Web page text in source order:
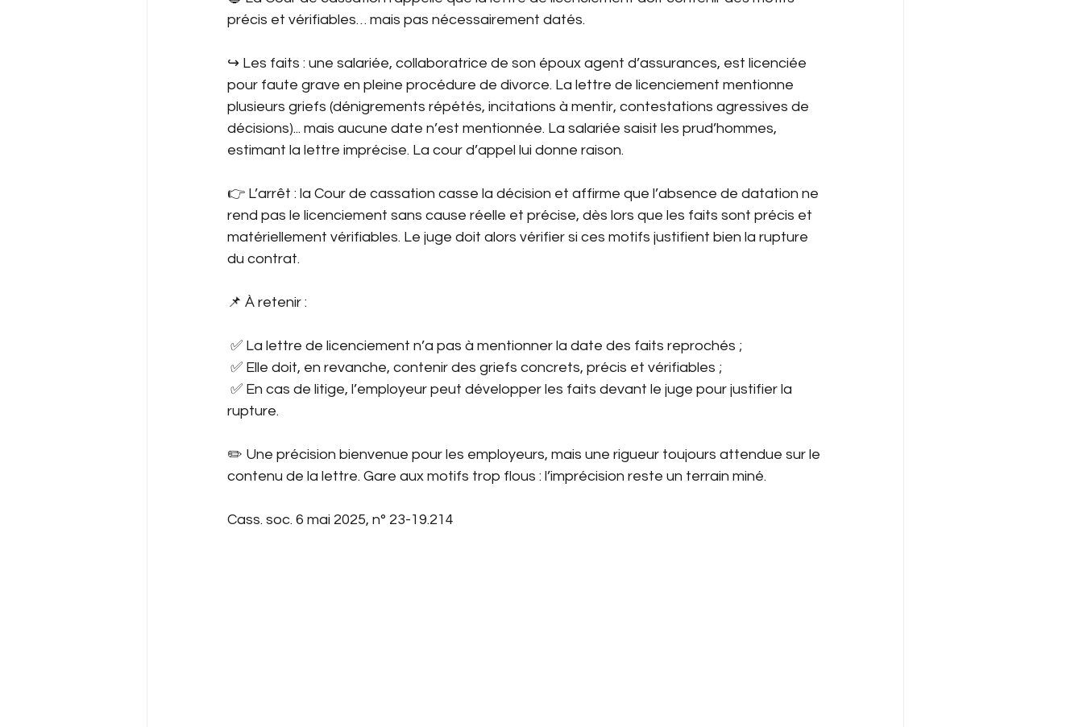
précis et vérifiables… mais pas nécessairement datés.
↪︎ Les faits : une salariée, collaboratrice de son époux agent d’assurances, est licenciée
pour faute grave en pleine procédure de divorce. La lettre de licenciement mentionne
plusieurs griefs (dénigrements répétés, incitations à mentir, contestations agressives de
décisions)... mais aucune date n’est mentionnée. La salariée saisit les prud’hommes,
estimant la lettre imprécise. La cour d’appel lui donne raison.
👉 L’arrêt : la Cour de cassation casse la décision et affirme que l’absence de datation ne
rend pas le licenciement sans cause réelle et précise, dès lors que les faits sont précis et
matériellement vérifiables. Le juge doit alors vérifier si ces motifs justifient bien la rupture
du contrat.
📌 À retenir :
✅ La lettre de licenciement n’a pas à mentionner la date des faits reprochés ;
✅ Elle doit, en revanche, contenir des griefs concrets, précis et vérifiables ;
✅ En cas de litige, l’employeur peut développer les faits devant le juge pour justifier la
rupture.
✏️ Une précision bienvenue pour les employeurs, mais une rigueur toujours attendue sur le
contenu de la lettre. Gare aux motifs trop flous : l’imprécision reste un terrain miné.
Cass. soc. 6 mai 2025, n° 23-19.214